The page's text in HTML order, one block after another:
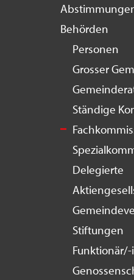
Behörden
Personen
Grosser
Ständige
Delegierte
Stiftungen